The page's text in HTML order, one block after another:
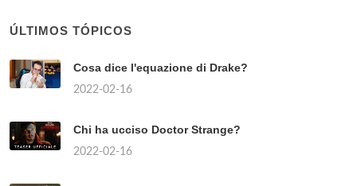
ÚLTIMOS TÓPICOS
Cosa dice l'equazione di Drake?
2022-02-16
Chi ha ucciso Doctor Strange?
2022-02-16